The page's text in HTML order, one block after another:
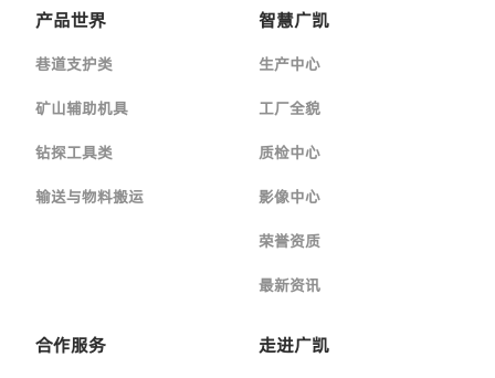
产品世界
巷道支护类
矿山辅助机具
钻探工具类
输送与物料搬运
智慧广凯
生产中心
工厂全貌
质检中心
影像中心
荣誉资质
最新资讯
合作服务 走进广凯